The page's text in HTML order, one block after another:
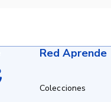
Red Aprende
Colecciones